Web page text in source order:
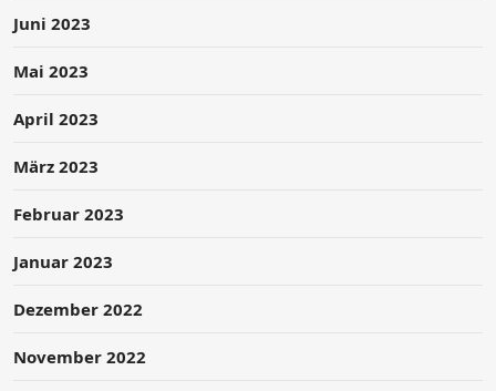
Juni 2023
Mai 2023
April 2023
März 2023
Februar 2023
Januar 2023
Dezember 2022
November 2022